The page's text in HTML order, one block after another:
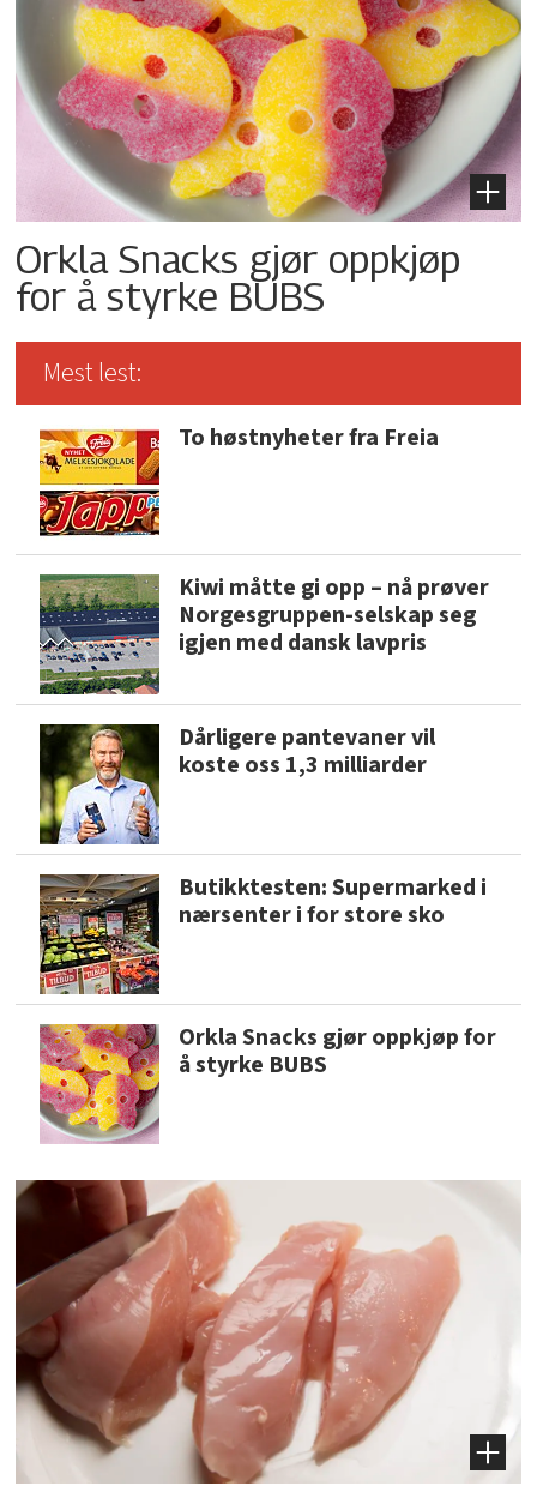
Orkla Snacks gjør oppkjøp
for å styrke BUBS
Mest lest:
To høstnyheter fra Freia
Kiwi måtte gi opp – nå prøver
Norgesgruppen-selskap seg
igjen med dansk lavpris
Dårligere pantevaner vil
koste oss 1,3 milliarder
Butikktesten: Supermarked i
nærsenter i for store sko
Orkla Snacks gjør oppkjøp for
å styrke BUBS